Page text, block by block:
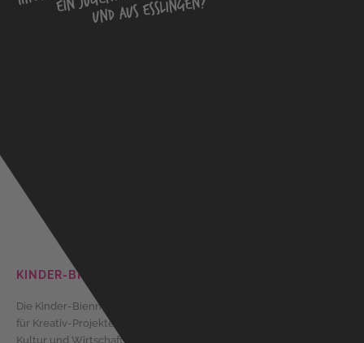
KINDER-BIENNALE
Die Kinder-Biennale ist eine Ideenschmiede und Kontakt-Börse
für Kreativ-Projekte für Kinder in Esslingen. Wir vernetzen Bildung,
Kultur und Wirtschaft zu Gunsten von Familien und mehr